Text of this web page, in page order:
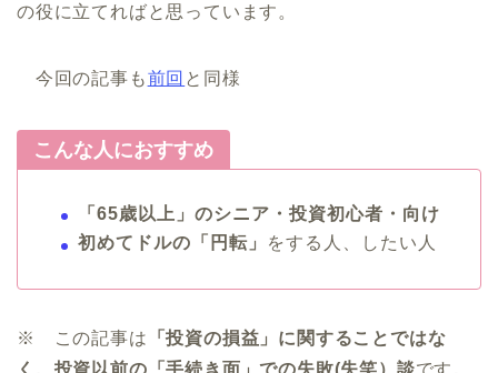
の役に立てればと思っています。
今回の記事も前回 と同様
こんな人におすすめ
「65歳以上」のシニア・投資初心者・向け
初めてドルの「円転」
をする人、したい人
※ この記事は 「投資の損益」に関することではな